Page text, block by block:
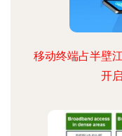
移动终端占半壁
开